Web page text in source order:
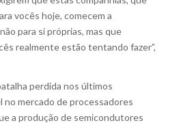
vocês hoje, comecem a
para si próprias, mas que
realmente estão tentando fazer”,
perdida nos últimos
mercado de processadores
a produção de semicondutores